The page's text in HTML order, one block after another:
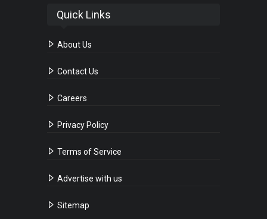
Quick Links
About Us
Contact Us
Careers
Privacy Policy
Terms of Service
Advertise with us
Sitemap